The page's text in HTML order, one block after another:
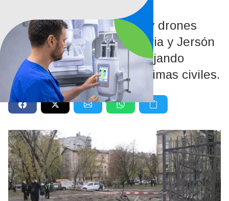
Bombardeos con misiles y drones
golpearon Dnipró, Zaporiyia y Jersón
durante la madrugada, dejando
decenas de heridos y víctimas civiles.